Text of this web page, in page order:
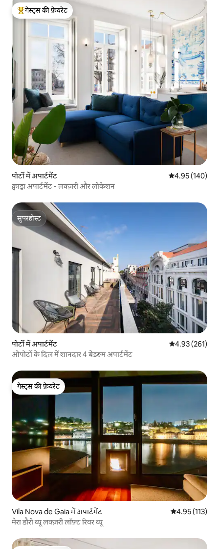
गेस्ट्स का टॉप फ़ेवरेट
गेस्ट्स की फ़ेवरेट
पोर्टो में अपार्टमेंट औसत रेटिंग 5 में से
4.95 (140)
क्वाड्रा अपार्टमेंट - लक्ज़री और लोकेशन
सुपरहोस्ट
सुपरहोस्ट
पोर्टो में अपार्टमेंट औसत रेटिंग 5 में से
4.93 (261)
ओपोर्टो के दिल में शानदार 4 बेडरूम अपार्टमेंट
गेस्ट्स की फ़ेवरेट
गेस्ट्स की फ़ेवरेट
Vila Nova de Gaia में अपार्टमेंट औसत रेटिंग 5 में से
4.95 (113)
मेरा डौरो व्यू लक्ज़री लॉफ़्ट रिवर व्यू